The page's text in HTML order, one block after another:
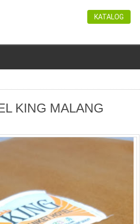
KATALOG
KING MALANG